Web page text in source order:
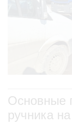
Основные
ручника